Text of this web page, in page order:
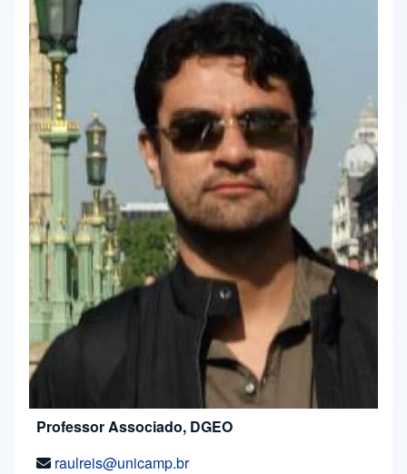
Professor Associado, DGEO
raulreis@unicamp.br